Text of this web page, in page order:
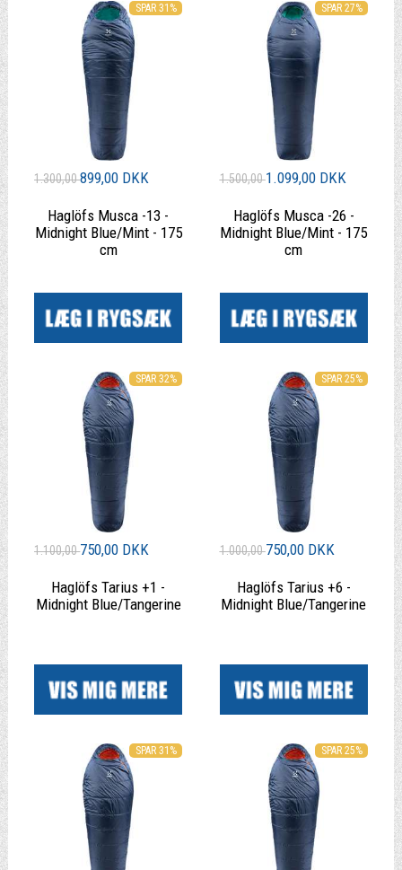
SPAR 31%
1.300,00899,00 DKK
Haglöfs Musca -13 -
Midnight Blue/Mint - 175
cm
SPAR 27%
1.500,001.099,00 DKK
Haglöfs Musca -26 -
Midnight Blue/Mint - 175
cm
SPAR 32%
1.100,00750,00 DKK
Haglöfs Tarius +1 -
Midnight Blue/Tangerine
SPAR 25%
1.000,00750,00 DKK
Haglöfs Tarius +6 -
Midnight Blue/Tangerine
SPAR 31% SPAR 25%